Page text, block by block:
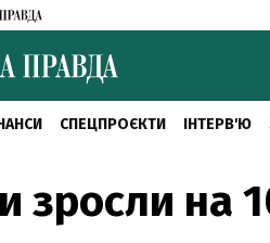
СПЕЦПРОЄКТИ ІНТЕРВ'Ю
зросли на